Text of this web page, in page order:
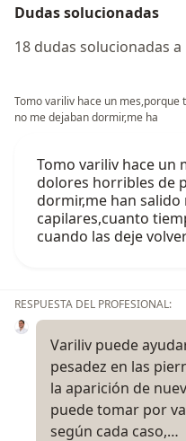
Dudas solucionadas
18 dudas solucionadas
Tomo variliv hace un
no me dejaban dormir,me ha
Tomo variliv hace un
dolores horribles de
dormir,me han salido
capilares,cuanto
cuando las deje
RESPUESTA DEL PROFESIONAL:
Variliv puede
pesadez en las
la aparición de
puede tomar por
según cada caso,…